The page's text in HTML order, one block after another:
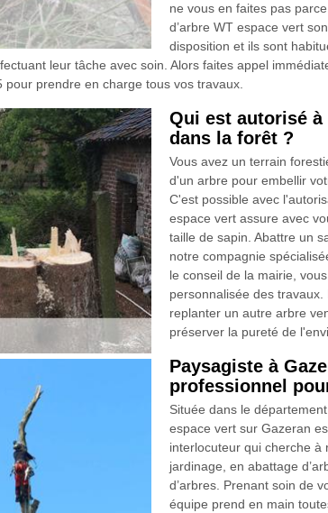
ne vous en faites pas
d’arbre WT espace vert
disposition et ils sont
leur tâche avec soin. Alors faites appel
prendre en charge tous vos travaux.
Qui est autorisé
dans la forêt ?
Vous avez un terrain
d'un arbre pour embellir
C'est possible avec
espace vert assure avec
taille de sapin. Abattre un
notre compagnie
le conseil de la mairie,
personnalisée des
replanter un autre arbre
préserver la pureté de
Paysagiste à
professionnel
Située dans le
espace vert sur Gazeran
interlocuteur qui cherche à
jardinage, en abattage
d’arbres. Prenant soin de
équipe prend en main